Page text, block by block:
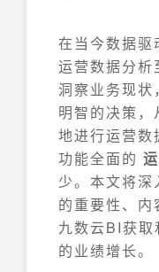
在当今数据驱
运营数据分析
洞察业务现状
明智的决策
地进行运营数
功能全面的
少。本文将深
的重要性、内
九数云BI获取
的业绩增长。